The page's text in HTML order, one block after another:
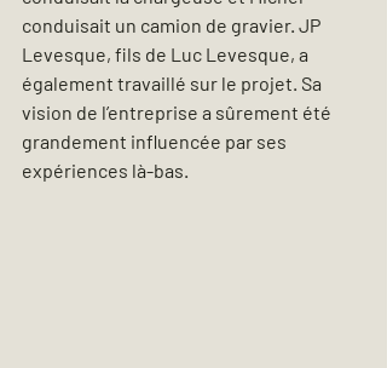
conduisait un camion de gravier. JP
Levesque, fils de Luc Levesque, a
également travaillé sur le projet. Sa
vision de l’entreprise a sûrement été
grandement influencée par ses
expériences là-bas.